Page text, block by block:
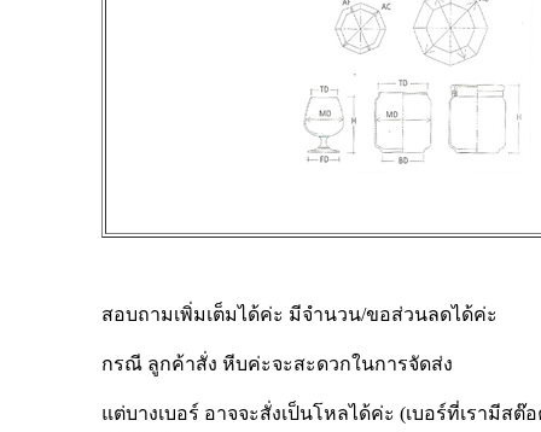
สอบถามเพิ่มเต็มได้ค่ะ มีจำนวน/ขอส่วนลดได้ค่ะ
กรณี ลูกค้าสั่ง หีบค่ะจะสะดวกในการจัดส่ง
แต่บางเบอร์ อาจจะสั่งเป็นโหลได้ค่ะ (เบอร์ที่เรามีสต๊